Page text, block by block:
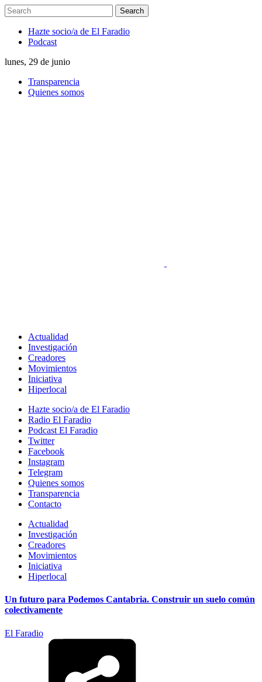
Hazte socio/a de El Faradio
Podcast
lunes, 29 de junio
Transparencia
Quienes somos
Actualidad
Investigación
Creadores
Movimientos
Iniciativa
Hiperlocal
Hazte socio/a de El Faradio
Radio El Faradio
Podcast El Faradio
Twitter
Facebook
Instagram
Telegram
Quienes somos
Transparencia
Contacto
Actualidad
Investigación
Creadores
Movimientos
Iniciativa
Hiperlocal
Un futuro para Podemos Cantabria. Construir un suelo común
colectivamente
El Faradio